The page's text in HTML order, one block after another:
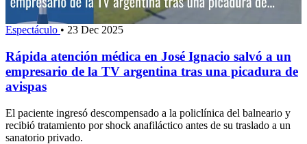
Espectáculo • 23 Dec 2025
Rápida atención médica en José Ignacio salvó a un
empresario de la TV argentina tras una picadura de
avispas
El paciente ingresó descompensado a la policlínica del balneario y
recibió tratamiento por shock anafiláctico antes de su traslado a un
sanatorio privado.